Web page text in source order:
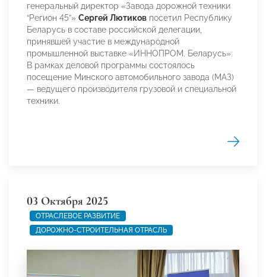
генеральный директор «Завода дорожной техники
“Регион 45”» Сергей Лютиков посетил Республику
Беларусь в составе российской делегации,
принявшей участие в международной
промышленной выставке «ИННОПРОМ. Беларусь».
В рамках деловой программы состоялось
посещение Минского автомобильного завода (МАЗ)
— ведущего производителя грузовой и специальной
техники.
03 Октября 2025
ОТРАСЛЕВОЕ РАЗВИТИЕ
ДОРОЖНО-СТРОИТЕЛЬНАЯ ОТРАСЛЬ